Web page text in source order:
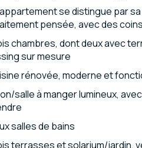
se distingue par
pensée, avec des
chambres, dont deux avec
sur mesure
rénovée, moderne et
salle à manger lumineux,
salles de bains
terrasses et solarium/jardin,